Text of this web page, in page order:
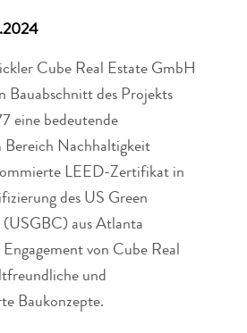
Cube Real Estate GmbH
Bauabschnitt des Projekts
eine bedeutende
Bereich Nachhaltigkeit
LEED-Zertifikat in
des US Green
aus Atlanta
von Cube Real
und
Baukonzepte.